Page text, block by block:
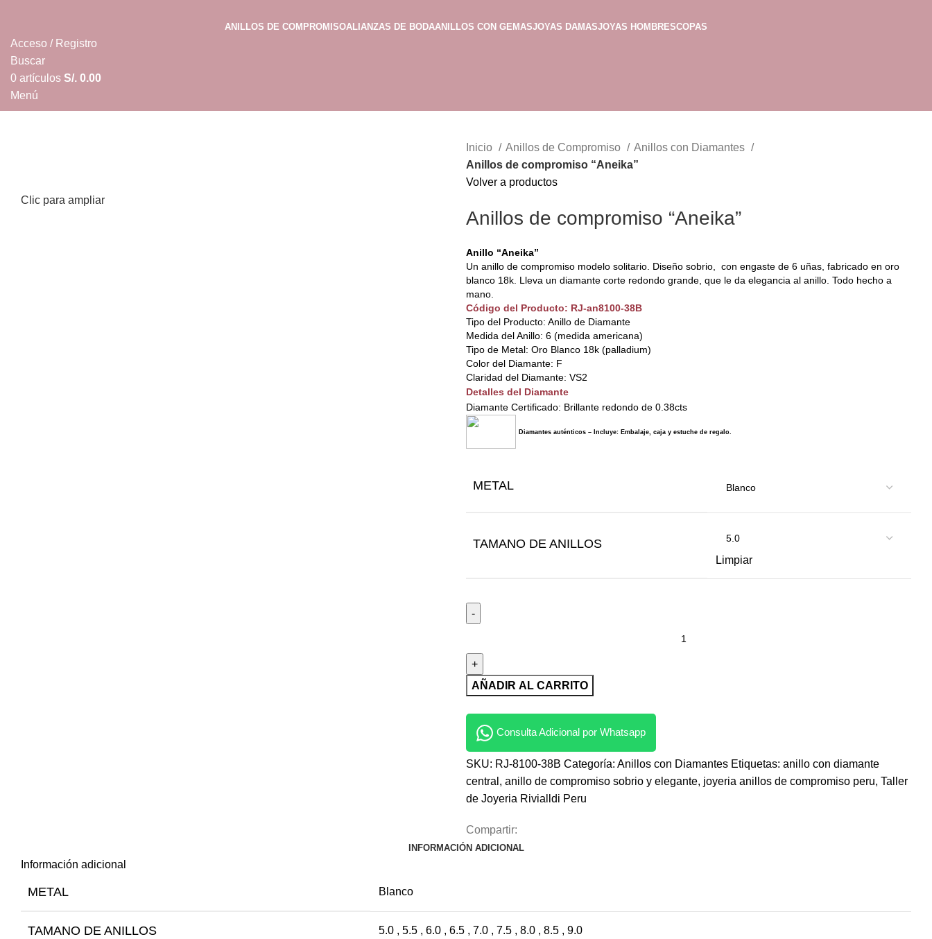
ANILLOS DE COMPROMISOALIANZAS DE BODAANILLOS CON GEMASJOYAS DAMASJOYAS HOMBRESCOPAS
Acceso / Registro
Buscar
0 artículos S/. 0.00
Menú
Clic para ampliar
Inicio Anillos de Compromiso
Anillos con Diamantes
Anillos de compromiso “Aneika”
Volver a productos
Anillos de compromiso “Aneika”
Anillo “Aneika”
Un anillo de compromiso modelo solitario. Diseño sobrio, con engaste de 6 uñas, fabricado en oro
blanco 18k. Lleva un diamante corte redondo grande, que le da elegancia al anillo. Todo hecho a
mano.
Código del Producto: RJ-an8100-38B
Tipo del Producto: Anillo de Diamante
Medida del Anillo: 6 (medida americana)
Tipo de Metal: Oro Blanco 18k (palladium)
Color del Diamante: F
Claridad del Diamante: VS2
Detalles del Diamante
Diamante Certificado: Brillante redondo de 0.38cts
Diamantes auténticos – Incluye: Embalaje, caja y estuche de regalo.
METAL
TAMANO DE ANILLOS
Limpiar
AÑADIR AL CARRITO
Consulta Adicional por Whatsapp
SKU: RJ-8100-38B Categoría: Anillos con Diamantes Etiquetas: anillo con diamante
central , anillo de compromiso sobrio y elegante, joyeria anillos de compromiso peru, Taller
de Joyeria Rivialldi Peru
Compartir:
INFORMACIÓN ADICIONAL
Información adicional
METAL Blanco
TAMANO DE ANILLOS 5.0 , 5.5 , 6.0 , 6.5 , 7.0 , 7.5 , 8.0 , 8.5 , 9.0